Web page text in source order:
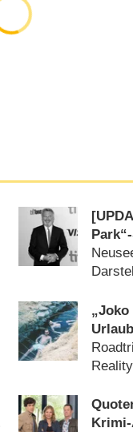
tot
„Joko
startet
des
Krimi-